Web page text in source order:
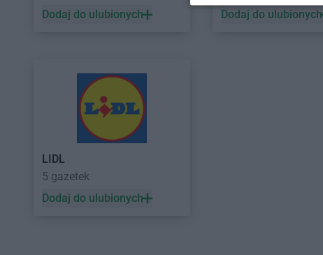
Dodaj do ulubionych
Dodaj do ulubionych
LIDL
5 gazetek
Dodaj do ulubionych